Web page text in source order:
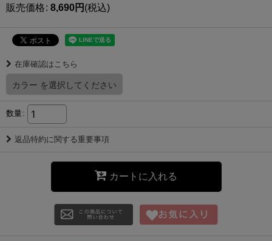
販売価格: 8,690円 (税込)
在庫確認はこちら
カラー を選択してください
数量:
返品特約に関する重要事項
カートに入れる